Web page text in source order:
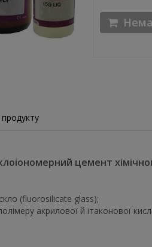
продукту
цемент
(fluorosilicate glass);
акрилової й ітаконової